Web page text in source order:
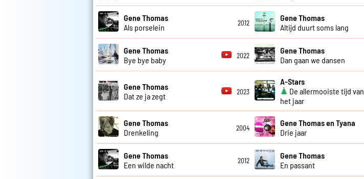
Gene Thomas
Als porselein
2012
Gene Thomas
Altijd duurt soms lang
Gene Thomas
Bye bye baby
2022
Gene Thomas
Dan gaan we dansen
Gene Thomas
Dat ze ja zegt
2023
A-Stars
De allermooiste tijd van
het jaar
Gene Thomas
Drenkeling
2004
Gene Thomas en Tyana
Drie jaar
Gene Thomas
Een wilde nacht
2012
Gene Thomas
En passant